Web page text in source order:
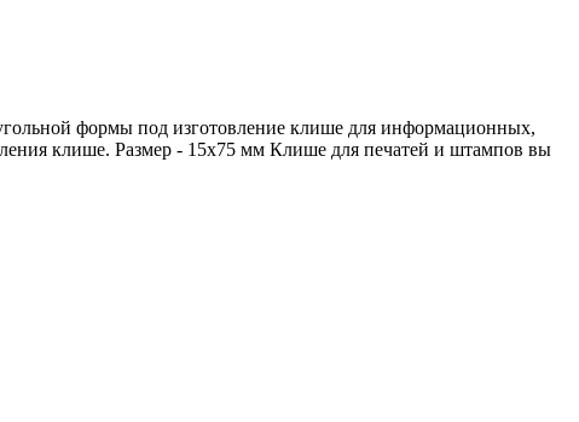
формы под изготовление клише для информационных,
клише. Размер - 15х75 мм Клише для печатей и штампов вы